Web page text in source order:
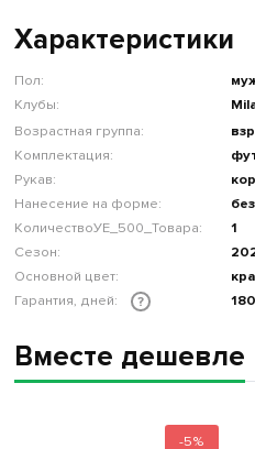
Характеристики
Пол:
Клубы:
Возрастная группа:
Комплектация:
Рукав:
Нанесение на форме:
КоличествоУЕ_500_Товара:
1
Сезон:
Основной цвет:
Гарантия, дней:
? 180
Вместе дешевле
-5%